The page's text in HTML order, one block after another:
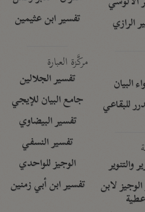
الرازي
البيان
للبقاعي
والتنوير
لابن
عطية
تفسير ابن عثيمين
مركَّزة العبارة
تفسير الجلالين
جامع البيان للإيجي
تفسير البيضاوي
تفسير النسفي
الوجيز للواحدي
تفسير ابن أبي زمنين